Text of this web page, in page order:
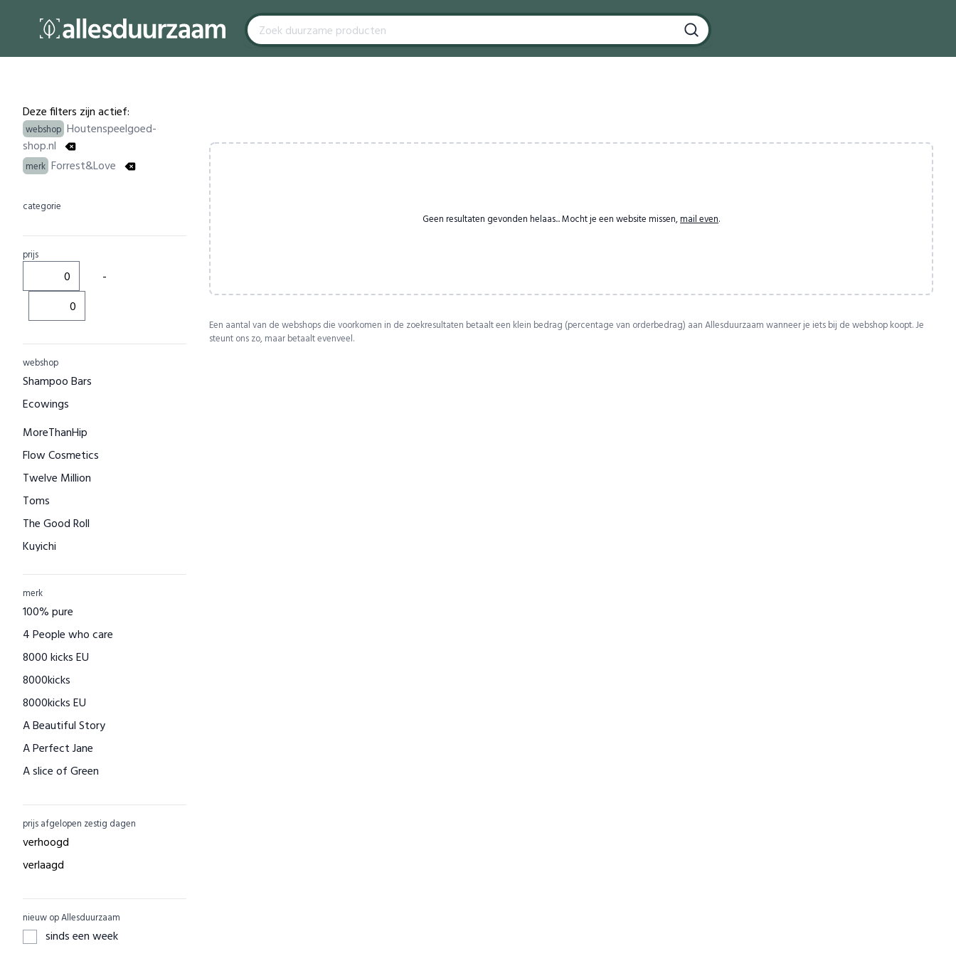
Filters
Deze filters zijn actief:
webshop Houtenspeelgoed-
shop.nl
merk Forrest&Love
categorie
prijs
-
webshop
Shampoo Bars
Ecowings
MoreThanHip
Flow Cosmetics
Twelve Million
Toms
The Good Roll
Kuyichi
Bamigo
CAYBOO
Green Jump
Houtenspeelgoed-shop.nl
Menstruatiecups.nl
Natural Heroes
Waschbär
Big Green Smile
Little Indians
GreenPicnic
Nature's Gift
Dille & Kamille
ZO Schoon
Yarrah
merk
100% pure
4 People who care
8000 kicks EU
8000kicks
8000kicks EU
A Beautiful Story
A Perfect Jane
A slice of Green
ACBC
ACE
ADUH
AGAZI
prijs afgelopen zestig dagen
verhoogd
verlaagd
nieuw op Allesduurzaam
sinds een week
Geen resultaten gevonden helaas... Mocht je een website missen,mail even.
Een aantal van de webshops die voorkomen in de zoekresultaten betaalt een klein bedrag (percentage van orderbedrag) aan Allesduurzaam wanneer je iets bij de webshop koopt. Je
steunt ons zo, maar betaalt evenveel.